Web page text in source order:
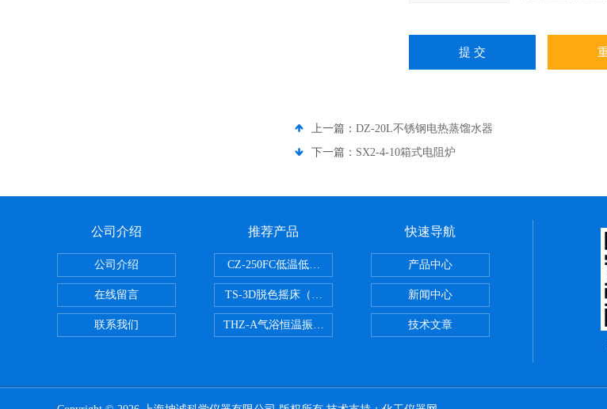
上一篇： DZ-20L不锈钢电热蒸馏水器
下一篇： SX2-4-10箱式电阻炉
公司介绍
公司介绍
在线留言
联系我们
推荐产品
CZ-250FC低温低湿种子储藏柜
TS-3D脱色摇床（三维运动）
THZ-A气浴恒温振荡器
快速导航
产品中心
新闻中心
技术文章